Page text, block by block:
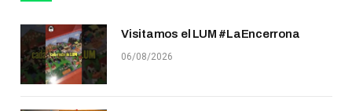
Visitamos el LUM #LaEncerrona
06/08/2026